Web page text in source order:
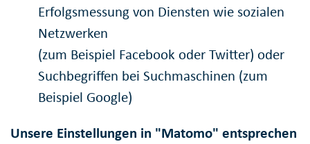
Erfolgsmessung von Diensten wie sozialen
Netzwerken
(zum Beispiel Facebook oder Twitter) oder
Suchbegriffen bei Suchmaschinen (zum
Beispiel Google)
Unsere Einstellungen in "Matomo" entsprechen